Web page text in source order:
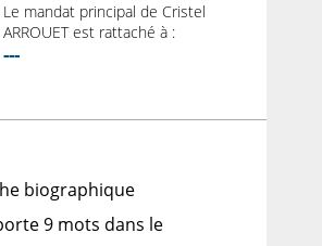
Le mandat principal de Cristel
ARROUET est rattaché à :
---
biographique
9 mots dans le